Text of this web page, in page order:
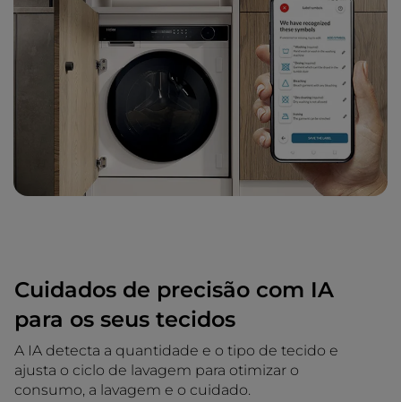
Cuidados de precisão com IA
para os seus tecidos
A IA detecta a quantidade e o tipo de tecido e
ajusta o ciclo de lavagem para otimizar o
consumo, a lavagem e o cuidado.